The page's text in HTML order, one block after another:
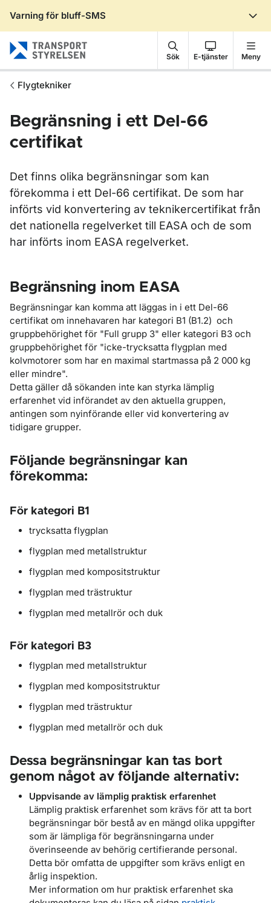
Varning för bluff-SMS
Sök E-tjänster Meny
Flygtekniker
Begränsning i ett Del-66
certifikat
Det finns olika begränsningar som kan
förekomma i ett Del-66 certifikat. De som har
införts vid konvertering av teknikercertifikat från
det nationella regelverket till EASA och de som
har införts inom EASA regelverket.
Begränsning inom EASA
Begränsningar kan komma att läggas in i ett Del-66
certifikat om innehavaren har kategori B1 (B1.2) och
gruppbehörighet för "Full grupp 3" eller kategori B3 och
gruppbehörighet för "icke-trycksatta flygplan med
kolvmotorer som har en maximal startmassa på 2 000 kg
eller mindre".
Detta gäller då sökanden inte kan styrka lämplig
erfarenhet vid införandet av den aktuella gruppen,
antingen som nyinförande eller vid konvertering av
tidigare grupper.
Följande begränsningar kan
förekomma:
För kategori B1
trycksatta flygplan
flygplan med metallstruktur
flygplan med kompositstruktur
flygplan med trästruktur
flygplan med metallrör och duk
För kategori B3
flygplan med metallstruktur
flygplan med kompositstruktur
flygplan med trästruktur
flygplan med metallrör och duk
Dessa begränsningar kan tas bort
genom något av följande alternativ:
Uppvisande av lämplig praktisk erfarenhet
Lämplig praktisk erfarenhet som krävs för att ta bort
begränsningar bör bestå av en mängd olika uppgifter
som är lämpliga för begränsningarna under
överinseende av behörig certifierande personal.
Detta bör omfatta de uppgifter som krävs enligt en
årlig inspektion.
Mer information om hur praktisk erfarenhet ska